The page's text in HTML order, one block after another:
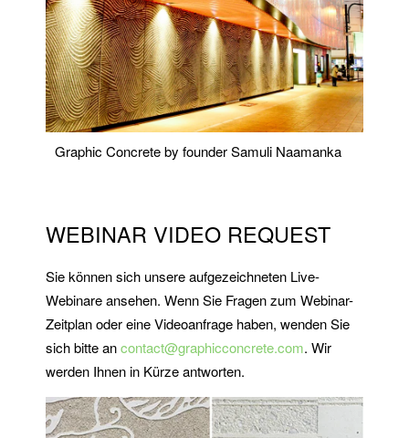
Graphic Concrete by founder Samuli Naamanka
WEBINAR VIDEO REQUEST
Sie können sich unsere aufgezeichneten Live-
Webinare ansehen. Wenn Sie Fragen zum Webinar-
Zeitplan oder eine Videoanfrage haben, wenden Sie
sich bitte ancontact@graphicconcrete.com. Wir
werden Ihnen in Kürze antworten.